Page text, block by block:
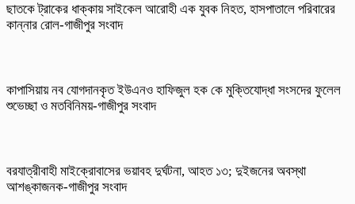
ছাতকে ট্রাকের ধাক্কায় সাইকেল আরোহী এক যুবক নিহত, হাসপাতালে পরিবারের
কান্নার রোল-গাজীপুর সংবাদ
কাপাসিয়ায় নব যোগদানকৃত ইউএনও হাফিজুল হক কে মুক্তিযোদ্ধা সংসদের ফুলেল
শুভেচ্ছা ও মতবিনিময়-গাজীপুর সংবাদ
বরযাত্রীবাহী মাইক্রোবাসের ভয়াবহ দুর্ঘটনা, আহত ১৩; দুইজনের অবস্থা
আশঙ্কাজনক-গাজীপুর সংবাদ